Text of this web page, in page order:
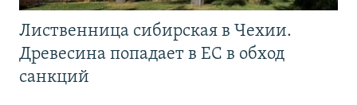
Лиственница сибирская в Чехии.
Древесина попадает в ЕС в обход
санкций